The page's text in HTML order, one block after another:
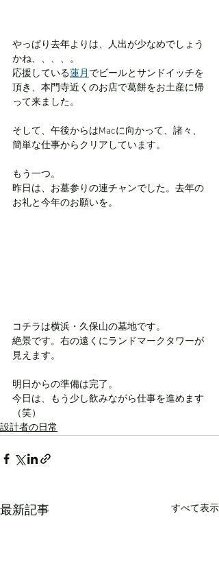
やっぱり去年よりは、人出が少なめでしょう
かね、、、、。
応援している蓮月 でビールとサンドイッチを
頂き、本門寺近くのお店で葛餅をお土産に帰
って来ました。
そして、午後からはMacに向かって、諸々、
簡単な仕事からクリアしています。
もう一つ。
昨日は、お墓参りの連チャンでした。去年の
お礼と今年のお願いを。
コチラは横浜・久保山の墓地です。
絶景です。右の遠くにランドマークタワーが
見えます。
明日からの準備は完了。
今日は、もう少し飲みながら仕事を進めます
（笑）
設計者の日常
最新記事 すべて表示